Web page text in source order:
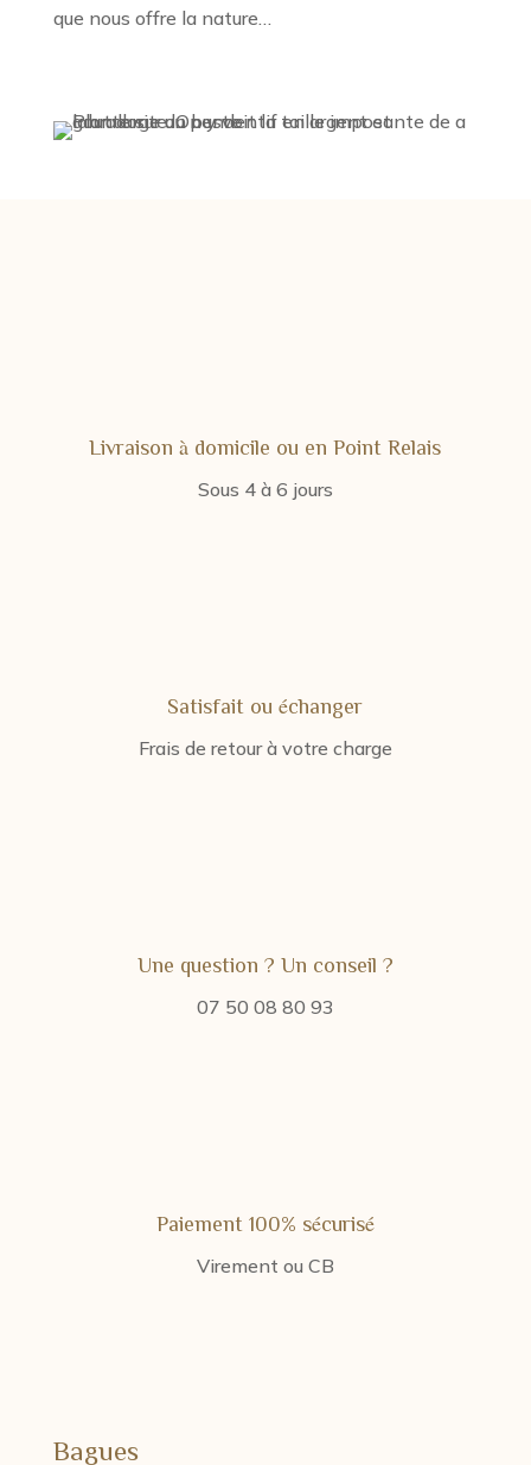
que nous offre la nature…
Livraison à domicile ou en Point Relais
Sous 4 à 6 jours
Satisfait ou échanger
Frais de retour à votre charge
Une question ? Un conseil ?
07 50 08 80 93
Paiement 100% sécurisé
Virement ou CB
Bagues